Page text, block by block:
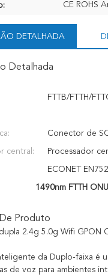
CE ROHS
DETALHADA
Detalhada
FTTB/FTTH/
Conector de
central: Processador
ECONET
1490nm FTTH
Produto
2.4g 5.0g Wifi
da Duplo-faixa é
de voz para ambientes